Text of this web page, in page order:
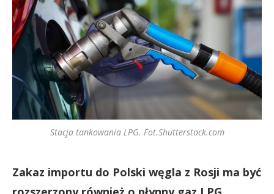
Stacja tankowania LPG. Fot.Shutterstock.com
Zakaz importu do Polski węgla z Rosji ma być